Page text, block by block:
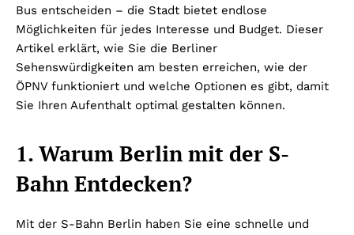
Bus entscheiden – die Stadt bietet endlose
Möglichkeiten für jedes Interesse und Budget. Dieser
Artikel erklärt, wie Sie die Berliner
Sehenswürdigkeiten am besten erreichen, wie der
ÖPNV funktioniert und welche Optionen es gibt, damit
Sie Ihren Aufenthalt optimal gestalten können.
1. Warum Berlin mit der S-
Bahn Entdecken?
Mit der S-Bahn Berlin haben Sie eine schnelle und